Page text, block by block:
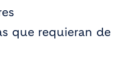
que requieran de